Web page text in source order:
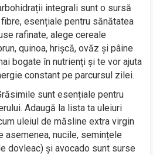
integrali sunt o sursă
esențiale pentru sănătatea
rafinate, alege cereale
quinoa, hrișcă, ovăz și pâine
bogate în nutrienți și te vor ajuta
constant pe parcursul zilei.
sunt esențiale pentru
Adaugă la lista ta uleiuri
uleiul de măsline extra virgin
asemenea, nucile, semințele
dovleac) și avocado sunt surse